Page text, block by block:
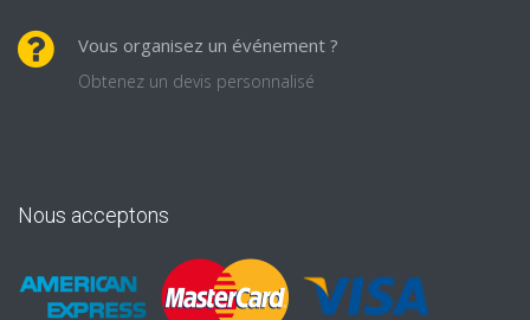
Vous organisez un événement ?
Obtenez un devis personnalisé
Nous acceptons